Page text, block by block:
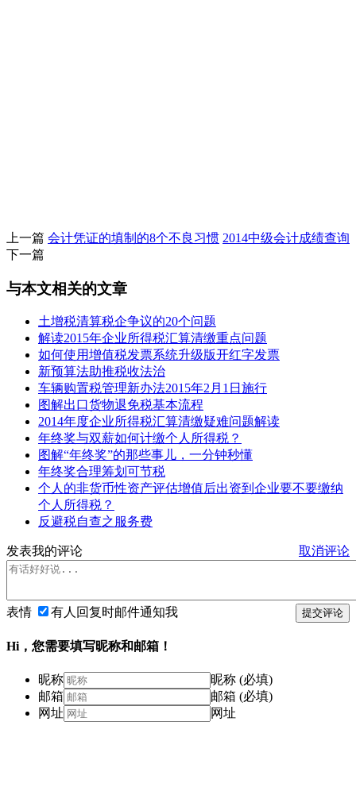
上一篇 会计凭证的填制的8个不良习惯 2014中级会计成绩查询
下一篇
与本文相关的文章
土增税清算税企争议的20个问题
解读2015年企业所得税汇算清缴重点问题
如何使用增值税发票系统升级版开红字发票
新预算法助推税收法治
车辆购置税管理新办法2015年2月1日施行
图解出口货物退免税基本流程
2014年度企业所得税汇算清缴疑难问题解读
年终奖与双薪如何计缴个人所得税？
图解“年终奖”的那些事儿，一分钟秒懂
年终奖合理筹划可节税
个人的非货币性资产评估增值后出资到企业要不要缴纳
个人所得税？
反避税自查之服务费
发表我的评论 取消评论
提交评论
表情 有人回复时邮件通知我
Hi，您需要填写昵称和邮箱！
昵称
昵称 (必填)
邮箱
邮箱 (必填)
网址
网址